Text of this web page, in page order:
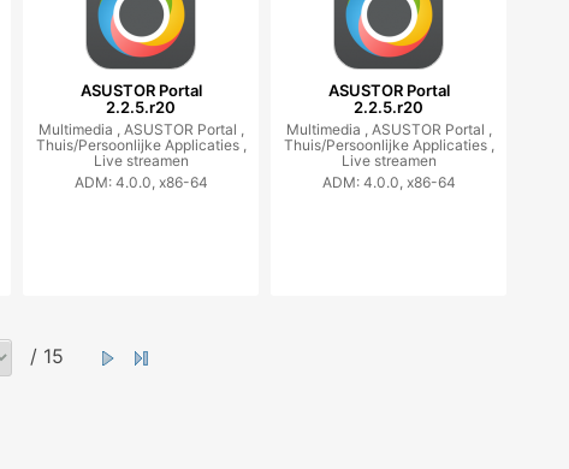
ASUSTOR Portal
2.2.5.r20
Multimedia , ASUSTOR Portal ,
Thuis/Persoonlijke Applicaties ,
Live streamen
ADM: 4.0.0, x86-64
ASUSTOR Portal
2.2.5.r20
Multimedia , ASUSTOR Portal ,
Thuis/Persoonlijke Applicaties ,
Live streamen
ADM: 4.0.0, x86-64
/ 15